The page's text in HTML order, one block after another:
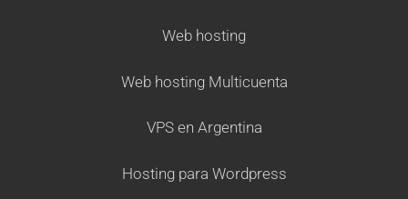
Web hosting
Web hosting Multicuenta
VPS en Argentina
Hosting para Wordpress